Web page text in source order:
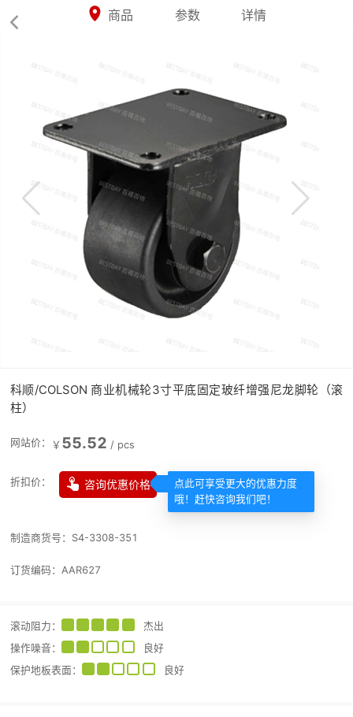

 商品 参数 详情
科顺/COLSON 商业机械轮3寸平底固定玻纤增强尼龙脚轮（滚
柱）
网站价： ￥ 55.52 / pcs
折扣价：  咨询优惠价格
点此可享受更大的优惠力度
哦！赶快咨询我们吧！
制造商货号： S4-3308-351
订货编码： AAR627
滚动阻力 ：
杰出
操作噪音 ：
良好
保护地板表面 ： 良好